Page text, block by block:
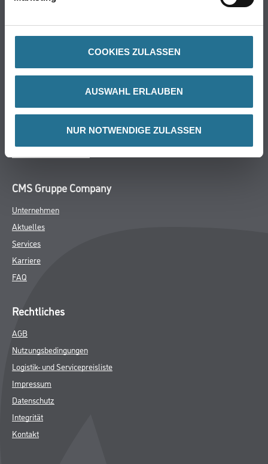
COOKIES ZULASSEN
AUSWAHL ERLAUBEN
NUR NOTWENDIGE ZULASSEN
Farbe
Trockenbau
Putze- und Spachtelmassen
Werkzeug & Maschinen
CMS Gruppe Company
Unternehmen
Aktuelles
Services
Karriere
FAQ
Rechtliches
AGB
Nutzungsbedingungen
Logistik- und Servicepreisliste
Impressum
Datenschutz
Integrität
Kontakt